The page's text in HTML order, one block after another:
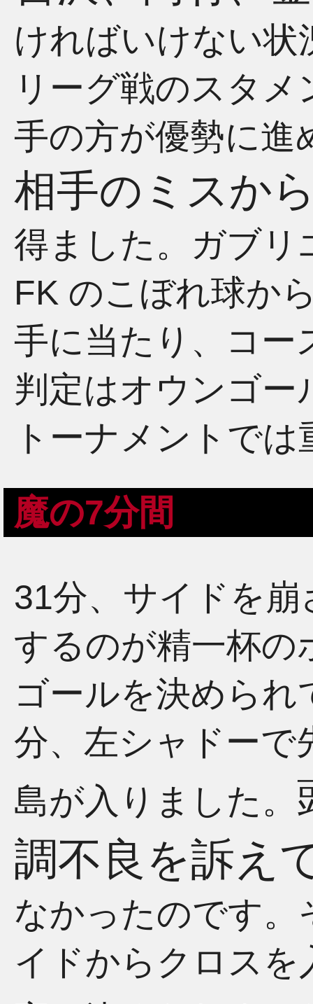
ければいけない状
リーグ戦のスタ
手の方が優勢に進
相手のミスか
得ました。ガブリ
FK のこぼれ球か
手に当たり、コー
判定はオウンゴー
トーナメントで
魔の7分間
31分、サイドを
するのが精一杯の
ゴールを決めら
分、左シャドーで
島が入りました。
調不良を訴え
なかったのです。
イドからクロス